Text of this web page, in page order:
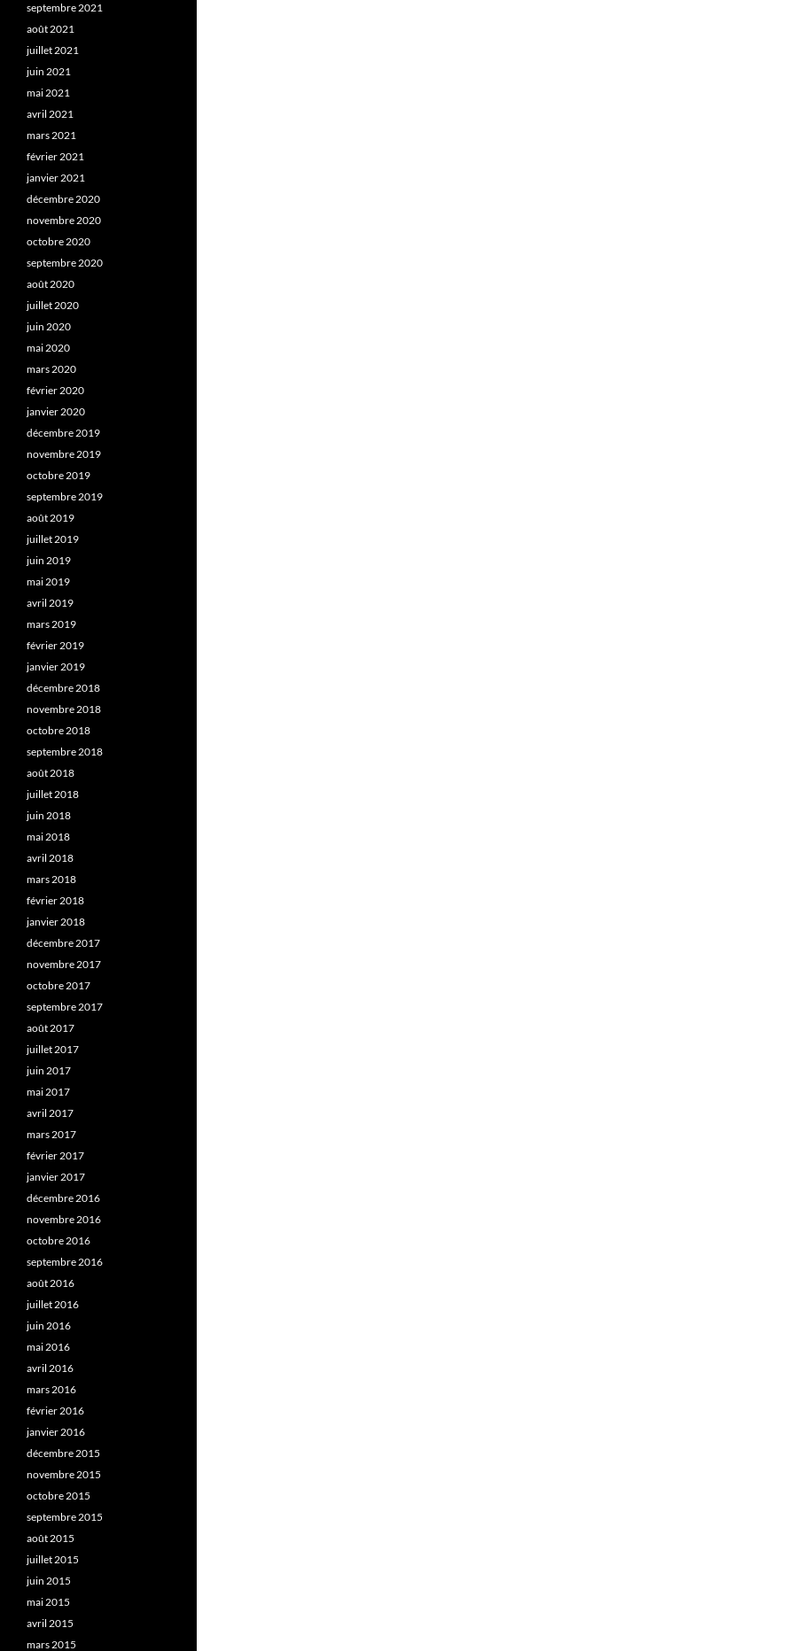
septembre 2021
août 2021
juillet 2021
juin 2021
mai 2021
avril 2021
mars 2021
février 2021
janvier 2021
décembre 2020
novembre 2020
octobre 2020
septembre 2020
août 2020
juillet 2020
juin 2020
mai 2020
mars 2020
février 2020
janvier 2020
décembre 2019
novembre 2019
octobre 2019
septembre 2019
août 2019
juillet 2019
juin 2019
mai 2019
avril 2019
mars 2019
février 2019
janvier 2019
décembre 2018
novembre 2018
octobre 2018
septembre 2018
août 2018
juillet 2018
juin 2018
mai 2018
avril 2018
mars 2018
février 2018
janvier 2018
décembre 2017
novembre 2017
octobre 2017
septembre 2017
août 2017
juillet 2017
juin 2017
mai 2017
avril 2017
mars 2017
février 2017
janvier 2017
décembre 2016
novembre 2016
octobre 2016
septembre 2016
août 2016
juillet 2016
juin 2016
mai 2016
avril 2016
mars 2016
février 2016
janvier 2016
décembre 2015
novembre 2015
octobre 2015
septembre 2015
août 2015
juillet 2015
juin 2015
mai 2015
avril 2015
mars 2015